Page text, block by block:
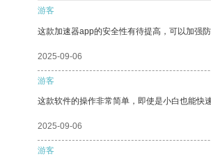
游客
这款加速器app的安全性有待提高，可以加强
2025-09-06
游客
这款软件的操作非常简单，即使是小白也能快速
2025-09-06
游客